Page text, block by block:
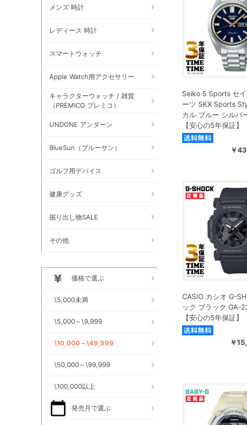
メンズ 時計
レディース 時計
スマートウォッチ
Apple Watch用アクセサリー
キャラクターウォッチ / 雑貨
（PREMICO プレミコ）
UNDONE アンダーン
BlueSun（ブルーサン）
ゴルフ用デバイス
健康グッズ
掘り出し物SALE
その他
価格で選ぶ
\5,000未満
\5,000～\9,999
\10,000～\49,999
\50,000～\99,999
\100,000以上
発売月で選ぶ
Seiko 5 Sports セ
ーツ SKX Sports
カル ブルー シルバ
【安心の5年保証】
￥
CASIO カシオ G-
ック ブラック GA-
【安心の5年保証】
￥